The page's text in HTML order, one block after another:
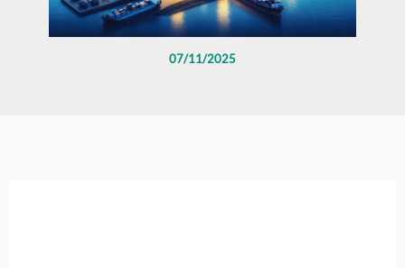
07/11/2025